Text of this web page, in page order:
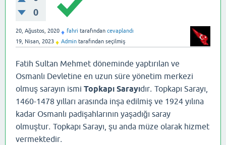
0
20, Ağustos, 2020 ♦ fahri tarafından cevaplandı
19, Nisan, 2023 ♦ Admin tarafından seçilmiş
Fatih Sultan Mehmet döneminde yaptırılan ve
Osmanlı Devletine en uzun süre yönetim merkezi
olmuş sarayın ismi Topkapı Sarayıdır. Topkapı Sarayı,
1460-1478 yılları arasında inşa edilmiş ve 1924 yılına
kadar Osmanlı padişahlarının yaşadığı saray
olmuştur. Topkapı Sarayı, şu anda müze olarak hizmet
vermektedir.